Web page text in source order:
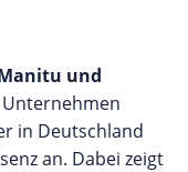
und
in Deutschland
an. Dabei zeigt